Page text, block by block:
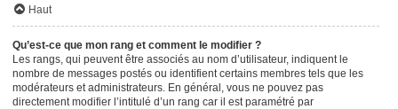
Haut
Qu’est-ce que mon rang et comment le modifier ?
Les rangs, qui peuvent être associés au nom d’utilisateur, indiquent le
nombre de messages postés ou identifient certains membres tels que les
modérateurs et administrateurs. En général, vous ne pouvez pas
directement modifier l’intitulé d’un rang car il est paramétré par